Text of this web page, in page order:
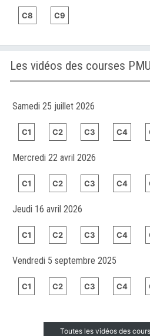
C8 C9
Samedi 25 juillet 2026
C1 C2 C3 C4
Mercredi 22 avril 2026
C1 C2 C3 C4
Jeudi 16 avril 2026
C1 C2 C3 C4
Vendredi 5 septembre 2025
C1 C2 C3 C4
Toutes les vidéos des